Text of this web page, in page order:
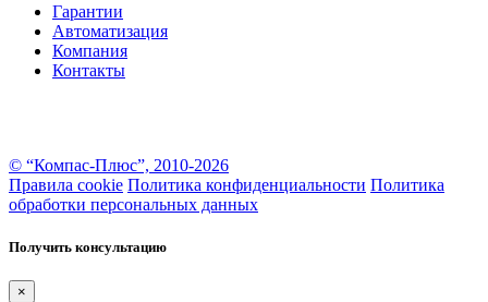
Гарантии
Автоматизация
Компания
Контакты
© “Компас-Плюс”, 2010-2026
Правила cookie Политика конфиденциальности Политика
обработки персональных данных
Получить консультацию
×